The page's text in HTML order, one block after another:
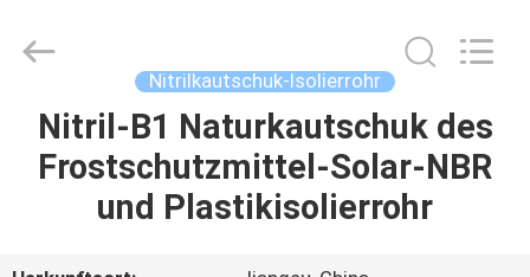
HAUS
PRODUKTE
Commerce
Reserved.
Nitrilkautschuk-Isolierrohr
Nitril-B1 Naturkautschuk des
Frostschutzmittel-Solar-NBR
und Plastikisolierrohr